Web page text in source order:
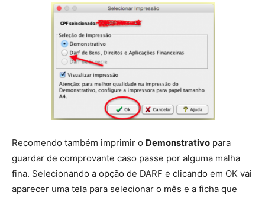
Recomendo também imprimir o Demonstrativo para
guardar de comprovante caso passe por alguma malha
fina. Selecionando a opção de DARF e clicando em OK vai
aparecer uma tela para selecionar o mês e a ficha que